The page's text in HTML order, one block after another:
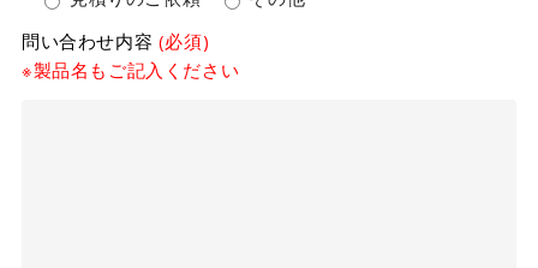
問い合わせ内容 (必須)
※製品名もご記入ください